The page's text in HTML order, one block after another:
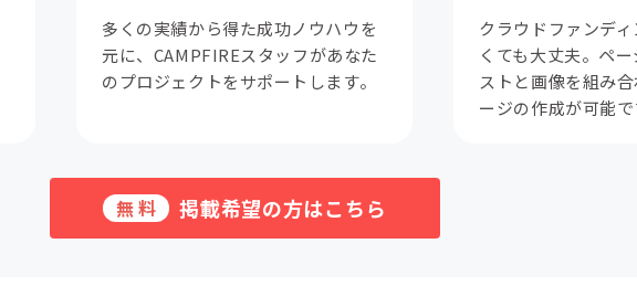
多くの実績から得た成功ノウハウを
元に、CAMPFIREスタッフがあなた
のプロジェクトをサポートします。
クラウドファンデ
くても大丈夫。ペ
ストと画像を組み
ージの作成が可能で
無料 掲載希望の方はこちら